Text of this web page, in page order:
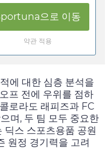
으로 이동
약관 적용
에 대한 심층 분석을
프 전에 우위를 점하
로라도 래피즈과 FC
며, 두 팀 모두 중요한
딕스 스포츠용품 공원
원정 경기력을 고려